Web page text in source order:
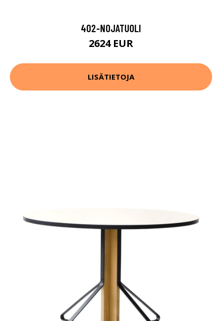
402-NOJATUOLI
2624 EUR
LISÄTIETOJA